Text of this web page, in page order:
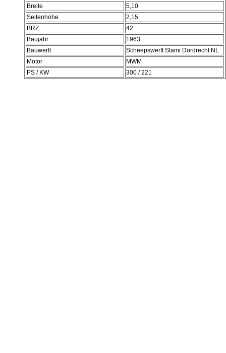
Breite
5,10
Seitenhöhe
2,15
BRZ
42
Baujahr
1963
Bauwerft
Scheepswerft Stami Dordrecht NL
Motor
MWM
PS / KW
300 / 221